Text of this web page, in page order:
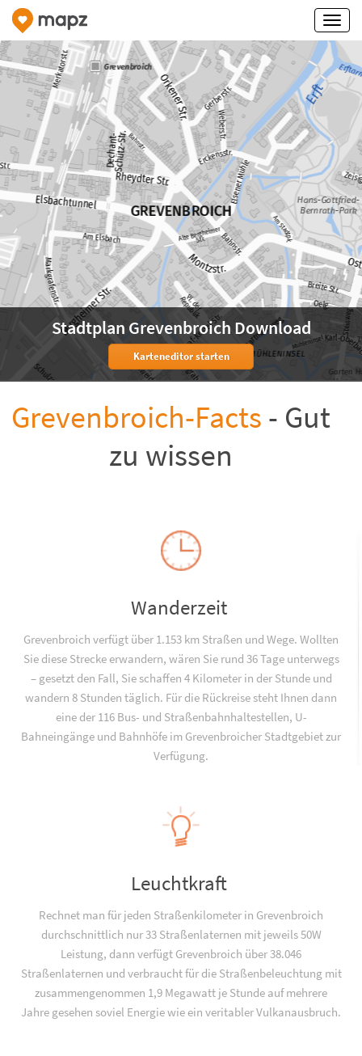
Stadtplan Grevenbroich Download
Karteneditor starten
Grevenbroich-Facts - Gut
zu wissen
Wanderzeit
Grevenbroich verfügt über 1.153 km Straßen und Wege. Wollten
Sie diese Strecke erwandern, wären Sie rund 36 Tage unterwegs
– gesetzt den Fall, Sie schaffen 4 Kilometer in der Stunde und
wandern 8 Stunden täglich. Für die Rückreise steht Ihnen dann
eine der 116 Bus- und Straßenbahnhaltestellen, U-
Bahneingänge und Bahnhöfe im Grevenbroicher Stadtgebiet zur
Verfügung.
Leuchtkraft
Rechnet man für jeden Straßenkilometer in Grevenbroich
durchschnittlich nur 33 Straßenlaternen mit jeweils 50W
Leistung, dann verfügt Grevenbroich über 38.046
Straßenlaternen und verbraucht für die Straßenbeleuchtung mit
zusammengenommen 1,9 Megawatt je Stunde auf mehrere
Jahre gesehen soviel Energie wie ein veritabler Vulkanausbruch.